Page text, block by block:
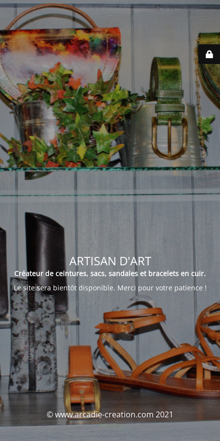
ARTISAN D'ART
Créateur de ceintures, sacs, sandales et bracelets en cuir.
Le site sera bientôt disponible. Merci pour votre patience !
© www.arcadie-creation.com 2021